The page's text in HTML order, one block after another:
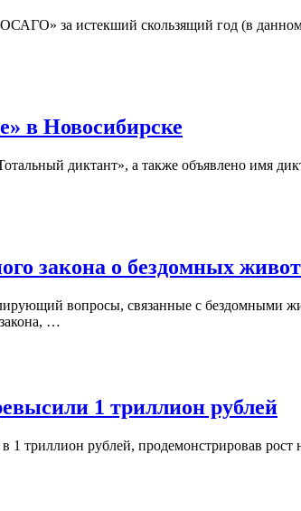
за истекший скользящий год (в данном
в Новосибирске
диктант», а также объявлено имя
закона о бездомных
вопросы, связанные с бездомными
…
1 триллион рублей
1 триллион рублей, продемонстрировав